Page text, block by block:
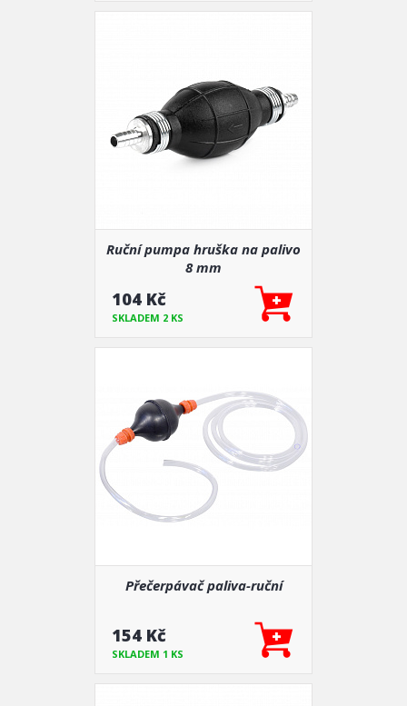
Ruční pumpa hruška na palivo
8 mm
104 Kč
SKLADEM 2 KS
Přečerpávač paliva-ruční
154 Kč
SKLADEM 1 KS